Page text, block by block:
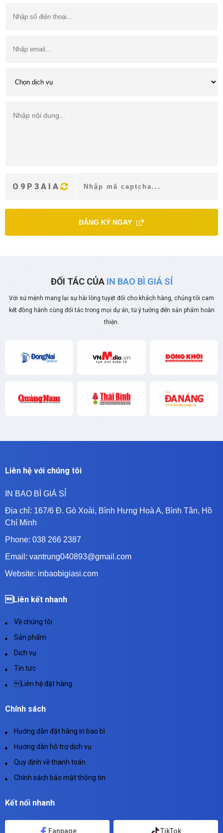
O9P3AIA
ĐĂNG KÝ NGAY
ĐỐI TÁC CỦA IN BAO BÌ GIÁ SỈ
Với sứ mệnh mang lại sự hài lòng tuyệt đối cho khách hàng, chúng tôi cam
kết đồng hành cùng đối tác trong mọi dự án, từ ý tưởng đến sản phẩm hoàn
thiện.
Liên hệ với chúng tôi
IN BAO BÌ GIÁ SỈ
Địa chỉ: 167/6 Đ. Gò Xoài, Bình Hưng Hoà A, Bình Tân, Hồ
Chí Minh
Phone: 038 266 2387
Email: vantrung040893@gmail.com
Website: inbaobigiasi.com
Liên kết nhanh
Về chúng tôi
Sản phẩm
Dịch vụ
Tin tức
Liên hệ đặt hàng
Chính sách
Hướng dẫn đặt hàng in bao bì
Hướng dẫn hỗ trợ dịch vụ
Quy định về thanh toán
Chính sách bảo mật thông tin
Kết nối nhanh
Fanpage TikTok